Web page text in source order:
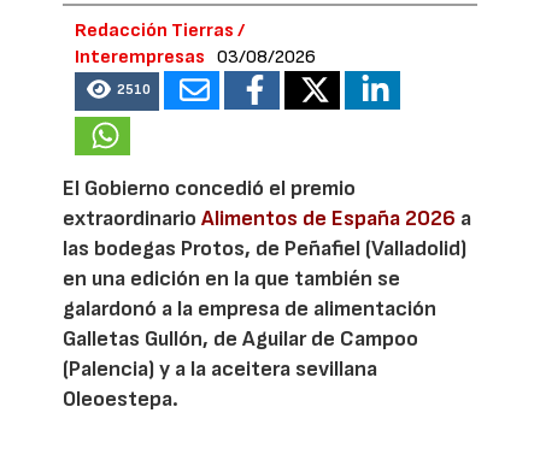
Redacción Tierras /
Interempresas
03/08/2026
2510
El Gobierno concedió el premio
extraordinarioAlimentos de España 2026 a
las bodegas Protos, de Peñafiel (Valladolid)
en una edición en la que también se
galardonó a la empresa de alimentación
Galletas Gullón, de Aguilar de Campoo
(Palencia) y a la aceitera sevillana
Oleoestepa.